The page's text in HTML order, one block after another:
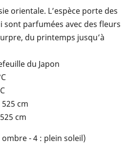
orientale. L’espèce porte des
sont parfumées avec des fleurs
du printemps jusqu’à
du Japon
525 cm
cm
- 4 : plein soleil)